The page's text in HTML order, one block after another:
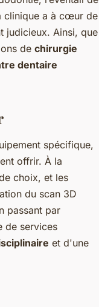
clinique a à cœur de
judicieux. Ainsi, que
de chirurgie
dentaire
spécifique,
offrir. À la
choix, et les
du scan 3D
passant par
de services
et d'une